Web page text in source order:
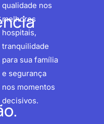
qualidade nos
melhores
hospitais,
tranquilidade
para sua família
e segurança
nos momentos
decisivos.